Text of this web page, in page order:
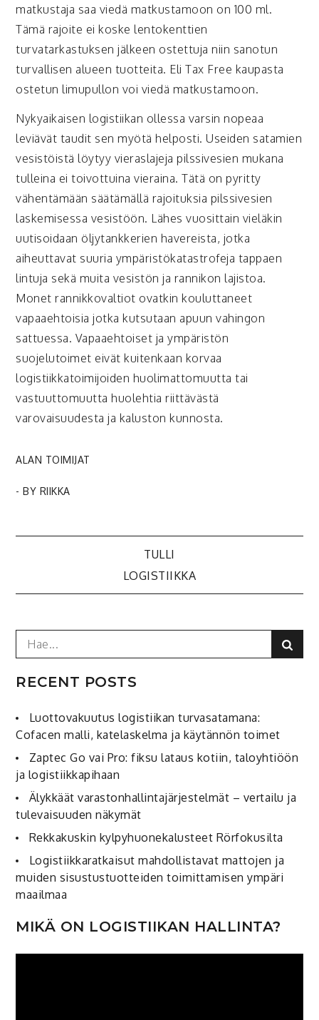
matkustaja saa viedä matkustamoon on 100 ml.
Tämä rajoite ei koske lentokenttien
turvatarkastuksen jälkeen ostettuja niin sanotun
turvallisen alueen tuotteita. Eli Tax Free kaupasta
ostetun limupullon voi viedä matkustamoon.
Nykyaikaisen logistiikan ollessa varsin nopeaa
leviävät taudit sen myötä helposti. Useiden satamien
vesistöistä löytyy vieraslajeja pilssivesien mukana
tulleina ei toivottuina vieraina. Tätä on pyritty
vähentämään säätämällä rajoituksia pilssivesien
laskemisessa vesistöön. Lähes vuosittain vieläkin
uutisoidaan öljytankkerien havereista, jotka
aiheuttavat suuria ympäristökatastrofeja tappaen
lintuja sekä muita vesistön ja rannikon lajistoa.
Monet rannikkovaltiot ovatkin kouluttaneet
vapaaehtoisia jotka kutsutaan apuun vahingon
sattuessa. Vapaaehtoiset ja ympäristön
suojelutoimet eivät kuitenkaan korvaa
logistiikkatoimijoiden huolimattomuutta tai
vastuuttomuutta huolehtia riittävästä
varovaisuudesta ja kaluston kunnosta.
ALAN TOIMIJAT
- BY RIIKKA
navigation
TULLI
LOGISTIIKKA
Search
for:
RECENT POSTS
Luottovakuutus logistiikan turvasatamana:
Cofacen malli, katelaskelma ja käytännön toimet
Zaptec Go vai Pro: fiksu lataus kotiin, taloyhtiöön
ja logistiikkapihaan
Älykkäät varastonhallintajärjestelmät – vertailu ja
tulevaisuuden näkymät
Rekkakuskin kylpyhuonekalusteet Rörfokusilta
Logistiikkaratkaisut mahdollistavat mattojen ja
muiden sisustustuotteiden toimittamisen ympäri
maailmaa
MIKÄ ON LOGISTIIKAN HALLINTA?